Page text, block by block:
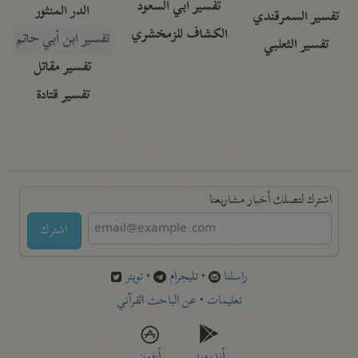
تفسير السمرقندي
تفسير الثعلبي
تفسير أبي السعود
الكشاف للزمخشري
الدر المنثور
تفسير ابن أبي حاتم
تفسير مقاتل
تفسير قتادة
اشترك لتصلك أخبار مشاريعنا
اشترك
راسلنا •تليجرام •تويتر
تعليمات •عن الباحث القرآني